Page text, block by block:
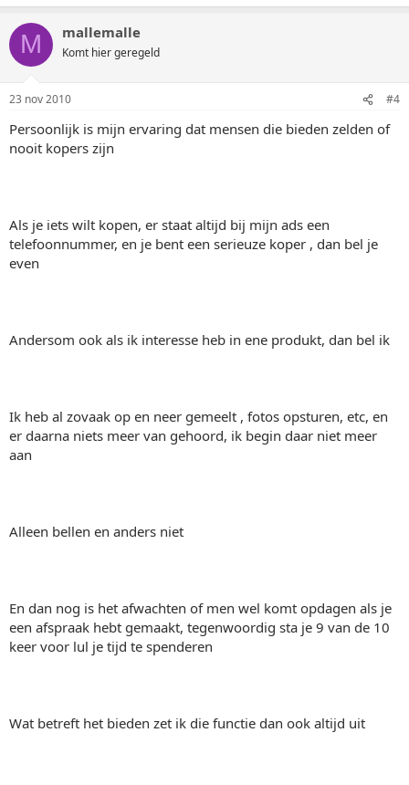
M mallemalle
Komt hier geregeld
23 nov 2010 #4
Persoonlijk is mijn ervaring dat mensen die bieden zelden of
nooit kopers zijn
Als je iets wilt kopen, er staat altijd bij mijn ads een
telefoonnummer, en je bent een serieuze koper , dan bel je
even
Andersom ook als ik interesse heb in ene produkt, dan bel ik
Ik heb al zovaak op en neer gemeelt , fotos opsturen, etc, en
er daarna niets meer van gehoord, ik begin daar niet meer
aan
Alleen bellen en anders niet
En dan nog is het afwachten of men wel komt opdagen als je
een afspraak hebt gemaakt, tegenwoordig sta je 9 van de 10
keer voor lul je tijd te spenderen
Wat betreft het bieden zet ik die functie dan ook altijd uit